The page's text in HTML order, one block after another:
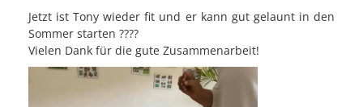
Jetzt ist Tony wieder fit und er kann gut gelaunt in den
Sommer starten ????
Vielen Dank für die gute Zusammenarbeit!